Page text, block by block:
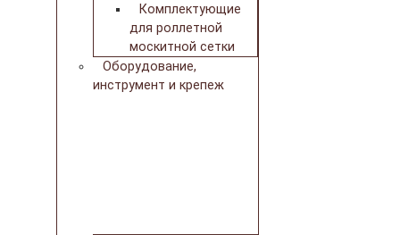
Комплектующие
для роллетной
москитной сетки
Оборудование,
инструмент и крепеж